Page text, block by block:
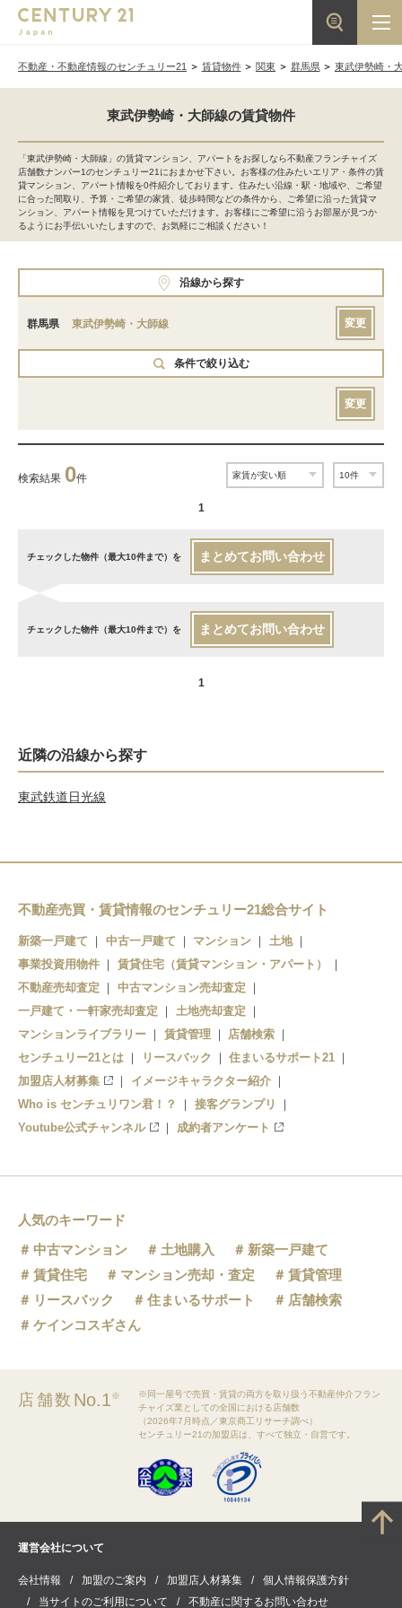
不動産・不動産情報のセンチュリー21 賃貸物件 関東 群馬県 東武伊勢崎・
東武伊勢崎・大師線の賃貸物件
「東武伊勢崎・大師線」の賃貸マンション、アパートをお探しなら不動産フランチャイズ
店舗数ナンバー1のセンチュリー21におまかせ下さい。お客様の住みたいエリア・条件の賃
貸マンション、アパート情報を0件紹介しております。住みたい沿線・駅・地域や、ご希望
に合った間取り、予算・ご希望の家賃、徒歩時間などの条件から、ご希望に沿った賃貸マ
ンション、アパート情報を見つけていただけます。お客様にご希望に沿うお部屋が見つか
るようにお手伝いいたしますので、お気軽にご相談ください！
沿線から探す
群馬県 東武伊勢崎・大師線 変更
条件で絞り込む
変更
検索結果 0件
1
チェックした物件（最大10件まで）を まとめてお問い合わせ
チェックした物件（最大10件まで）を まとめてお問い合わせ
1
近隣の沿線から探す
東武鉄道日光線
不動産売買・賃貸情報のセンチュリー21総合サイト
新築一戸建て 中古一戸建て マンション
土地
事業投資用物件
賃貸住宅（賃貸マンション・アパート）
不動産売却査定
中古マンション売却査定
一戸建て・一軒家売却査定
土地売却査定
マンションライブラリー
賃貸管理
店舗検索
センチュリー21とは
リースバック
住まいるサポート21
加盟店人材募集
イメージキャラクター紹介
Who is センチュリワン君！？
接客グランプリ
Youtube公式チャンネル
成約者アンケート
人気のキーワード
中古マンション
土地購入
新築一戸建て
賃貸住宅
マンション売却・査定
賃貸管理
リースバック
住まいるサポート
店舗検索
ケインコスギさん
店舗数 No.1※
※同一屋号で売買・賃貸の両方を取り扱う不動産仲介フラン
チャイズ業としての全国における店舗数
（2026年7月時点／東京商工リサーチ調べ）
センチュリー21の加盟店は、すべて独立・自営です。
運営会社について
会社情報 加盟のご案内 加盟店人材募集
個人情報保護方針
当サイトのご利用について
不動産に関するお問い合わせ